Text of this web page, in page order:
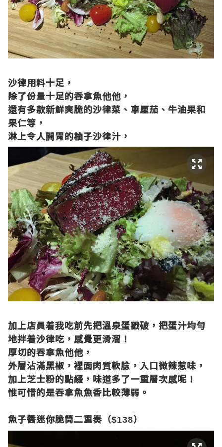
沙律用料十足，
除了份量十足的吞拿魚他他，
還有多款新鮮爽脆的沙律菜、車厘茄、牛油果和
果仁等 ，
淋上令人開胃的柚子沙律汁，
加上店員着我吃前先把溫泉蛋戳破，把蛋汁均勻
地拌着沙律吃，感覺更滑溜！
厚切的吞拿魚他他，
外層沾滿黑椒，裡面肉質軟腍，入口微辣惹味，
加上芝士粉的點綴，味道多了一重層次感呢！
惟可惜的是吞拿魚魚香比較薄弱。
魚子醬迷你脆筒二重奏（$138）